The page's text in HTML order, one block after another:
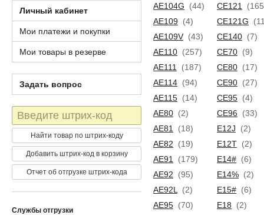
AE104G
(44) CE121
AE109 (4) CE121G
AE109V (43) CE140 (7)
AE110 (257) CE70 (9)
AE111
(187) CE80 (17)
AE114 (94) CE90 (27)
AE115 (14) CE95 (4)
AE80 (2) CE96
(33)
AE81
(18) E12J
(2)
AE82
(19) E12T (2)
AE91
(179) E14# (6)
AE92
(95) E14% (2)
AE92L
(2) E15# (6)
AE95 (70) E18
(2)
Личный кабинет
Мои платежи и покупки
Мои товары в резерве
Задать вопрос
Штрих-
код
Найти товар по штрих-коду
Добавить штрих-код в корзину
Отчет об отгрузке штрих-кода
Службы отгрузки